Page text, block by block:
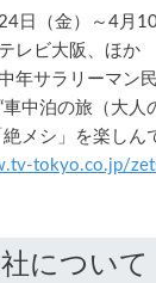
日（金）～4月
レビ大阪、ほか
年サラリーマン
中泊の旅（大人
メシ」を楽し
tokyo.co.jp/
について